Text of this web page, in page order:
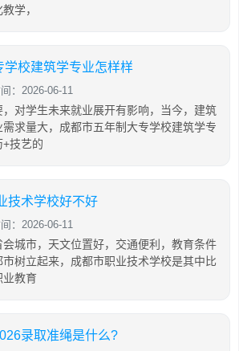
学，
学校建筑学专业怎样样
：2026-06-11
对学生未来就业展开有影响，当今，建筑
求量大，成都市五年制大专学校建筑学专
+技艺的
技术学校好不好
：2026-06-11
城市，天文位置好，交通便利，教育条件
树立起来，成都市职业技术学校是其中比
业教育
录取准绳是什么?